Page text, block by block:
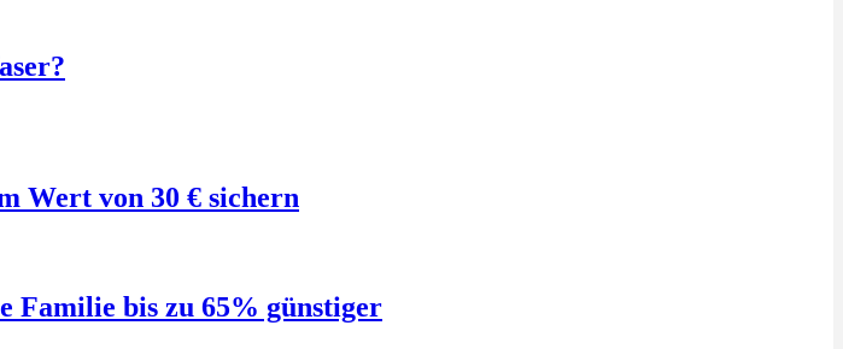
Wert von 30 € sichern
Familie bis zu 65% günstiger